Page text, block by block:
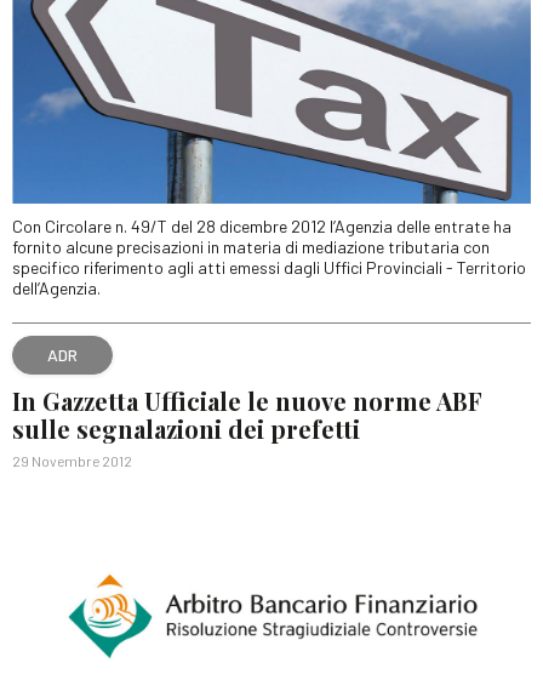
Con Circolare n. 49/T del 28 dicembre 2012 l’Agenzia delle entrate ha
fornito alcune precisazioni in materia di mediazione tributaria con
specifico riferimento agli atti emessi dagli Uffici Provinciali - Territorio
dell’Agenzia.
ADR
In Gazzetta Ufficiale le nuove norme ABF
sulle segnalazioni dei prefetti
29 Novembre 2012